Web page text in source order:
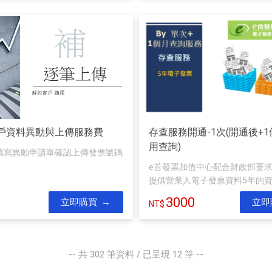
資料異動與上傳服務費
寫異動申請單確認上傳發票號碼
立即購買
存查服務開通-1次(開通後+1
用查詢)
e首發票加值中心配合財政部要
提供營業人電子發票資料5年的
3000 立
-- 共 302 筆資料 / 已呈現 12 筆 --